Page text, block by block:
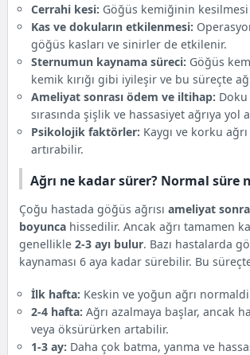
Cerrahi kesi: Göğüs kemiğinin
Kas ve dokuların etkilenmesi:
göğüs kasları ve sinirler de etkilenir.
Sternumun kaynama süreci: Göğüs
kemik kırığı gibi iyileşir ve bu süreçte
Ameliyat sonrası ödem ve iltihap:
sırasında şişlik ve hassasiyet ağrıya yol
Psikolojik faktörler: Kaygı ve korku ağrı
artırabilir.
Ağrı ne kadar sürer? Normal süre
Çoğu hastada göğüs ağrısıameliyat
boyunca hissedilir. Ancak ağrı tamamen
genellikle2-3 ayı bulur. Bazı hastalarda
kaynaması 6 aya kadar sürebilir. Bu
İlk hafta: Keskin ve yoğun ağrı
2-4 hafta: Ağrı azalmaya başlar, ancak
veya öksürürken artabilir.
1-3 ay: Daha çok batma, yanma ve